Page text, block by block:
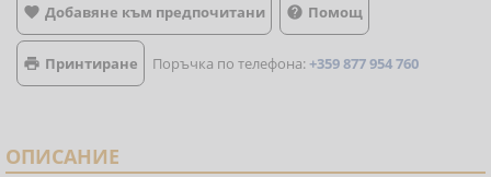
 Добавяне към предпочитани  Помощ
 Принтиране Поръчка по телефона:+359 877 954 760
ОПИСАНИЕ